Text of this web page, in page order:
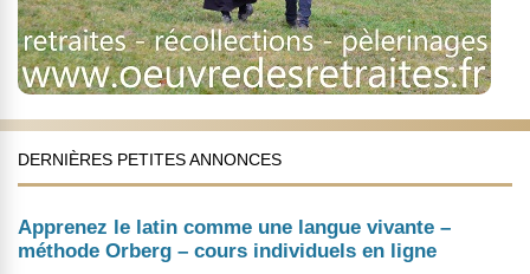
DERNIÈRES PETITES ANNONCES
Apprenez le latin comme une langue vivante –
méthode Orberg – cours individuels en ligne